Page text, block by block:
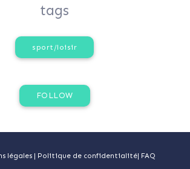
tags
sport/loisir
légales | Politique de confidentialité| FAQ